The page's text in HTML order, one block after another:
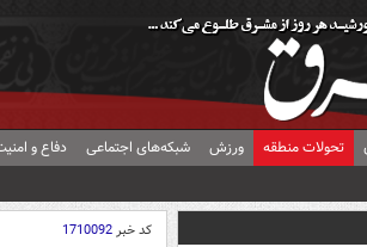
تحولات منطقه ورزش شبکه‌های اجتماعی دفاع و
کد خبر1710092